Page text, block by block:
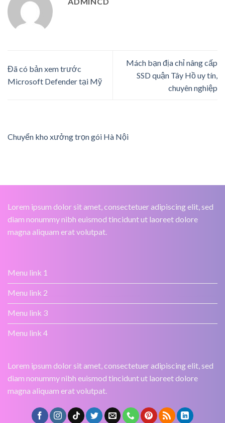
Đã có bản xem trước
Microsoft Defender tại Mỹ
Mách bạn địa chỉ nâng cấp
SSD quận Tây Hồ uy tín,
chuyên nghiệp
Chuyển kho xưởng trọn gói Hà Nội
Lorem ipsum dolor sit amet, consectetuer adipiscing elit, sed
diam nonummy nibh euismod tincidunt ut laoreet dolore
magna aliquam erat volutpat.
Menu link 1
Menu link 2
Menu link 3
Menu link 4
Lorem ipsum dolor sit amet, consectetuer adipiscing elit, sed
diam nonummy nibh euismod tincidunt ut laoreet dolore
magna aliquam erat volutpat.